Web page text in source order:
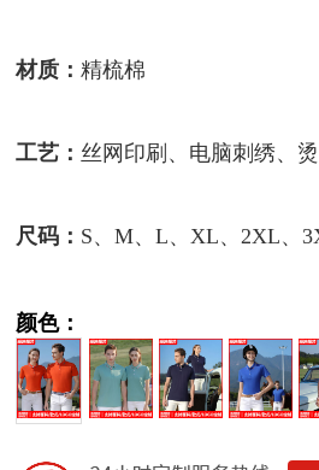
材质：精梳棉
工艺： 丝网印刷、电脑刺绣、
尺码： S、M、L、XL、2XL、
颜色：